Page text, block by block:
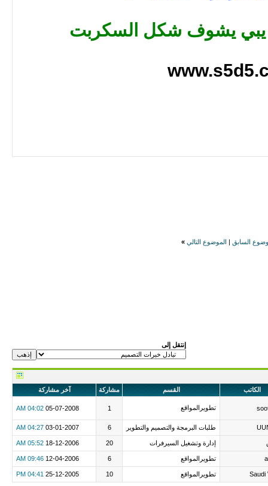
يبي يشوف شكل السكربت
السابق الموضوع التالي »
إنتقل إلى
الكاتب القسم مشاركة آخر مشاركة
تطويرالمواقع 1
05-07-2008
04:02 AM
طلبات البرمجة والتصميم والتطوير 6
03-01-2007
04:27 AM
إدارة وتشغيل السيرفرات 20
18-12-2006
05:52 AM
تطويرالمواقع 6
12-04-2006
09:46 AM
Saudi تطويرالمواقع 10
25-12-2005
04:41 PM